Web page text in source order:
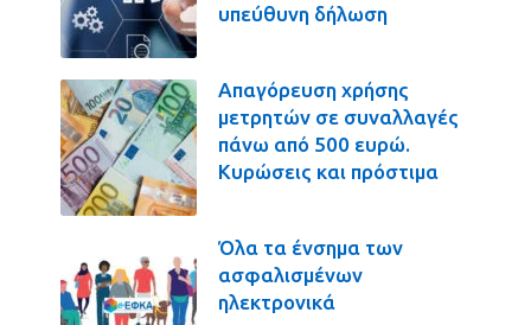
υπεύθυνη δήλωση
Απαγόρευση χρήσης
μετρητών σε συναλλαγές
πάνω από 500 ευρώ.
Κυρώσεις και πρόστιμα
Όλα τα ένσημα των
ασφαλισμένων
ηλεκτρονικά